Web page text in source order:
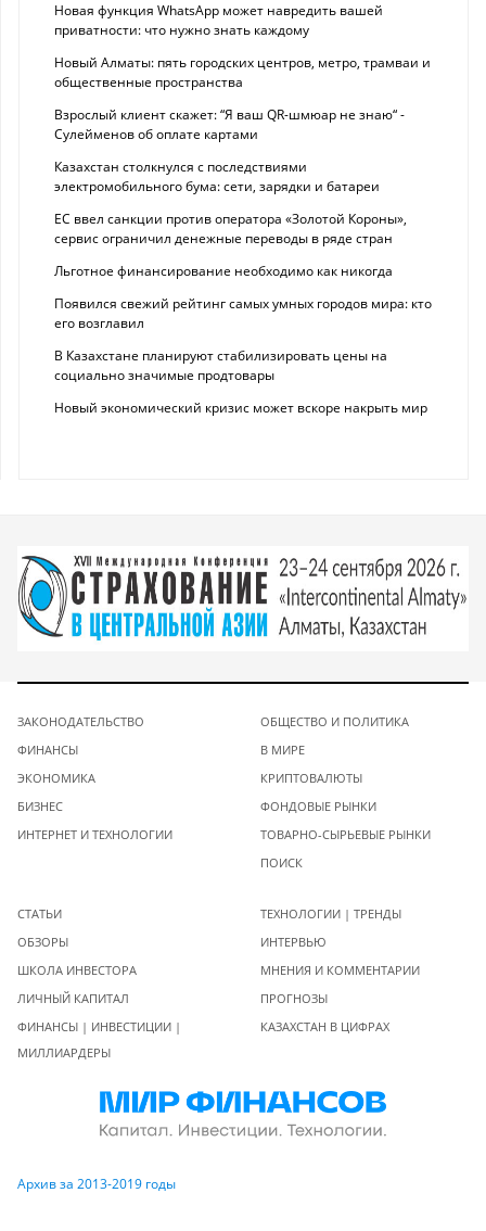
Новая функция WhatsApp может навредить вашей
приватности: что нужно знать каждому
Новый Алматы: пять городских центров, метро, трамваи и
общественные пространства
Взрослый клиент скажет: “Я ваш QR-шмюар не знаю“ -
Сулейменов об оплате картами
Казахстан столкнулся с последствиями
электромобильного бума: сети, зарядки и батареи
ЕС ввел санкции против оператора «Золотой Короны»,
сервис ограничил денежные переводы в ряде стран
Льготное финансирование необходимо как никогда
Появился свежий рейтинг самых умных городов мира: кто
его возглавил
В Казахстане планируют стабилизировать цены на
социально значимые продтовары
Новый экономический кризис может вскоре накрыть мир
ЗАКОНОДАТЕЛЬСТВО
ФИНАНСЫ
ЭКОНОМИКА
БИЗНЕС
ИНТЕРНЕТ И ТЕХНОЛОГИИ
ОБЩЕСТВО И ПОЛИТИКА
В МИРЕ
КРИПТОВАЛЮТЫ
ФОНДОВЫЕ РЫНКИ
ТОВАРНО-СЫРЬЕВЫЕ РЫНКИ
ПОИСК
СТАТЬИ
ОБЗОРЫ
ШКОЛА ИНВЕСТОРА
ЛИЧНЫЙ КАПИТАЛ
ФИНАНСЫ | ИНВЕСТИЦИИ |
МИЛЛИАРДЕРЫ
ТЕХНОЛОГИИ | ТРЕНДЫ
ИНТЕРВЬЮ
МНЕНИЯ И КОММЕНТАРИИ
ПРОГНОЗЫ
КАЗАХСТАН В ЦИФРАХ
Архив за 2013-2019 годы